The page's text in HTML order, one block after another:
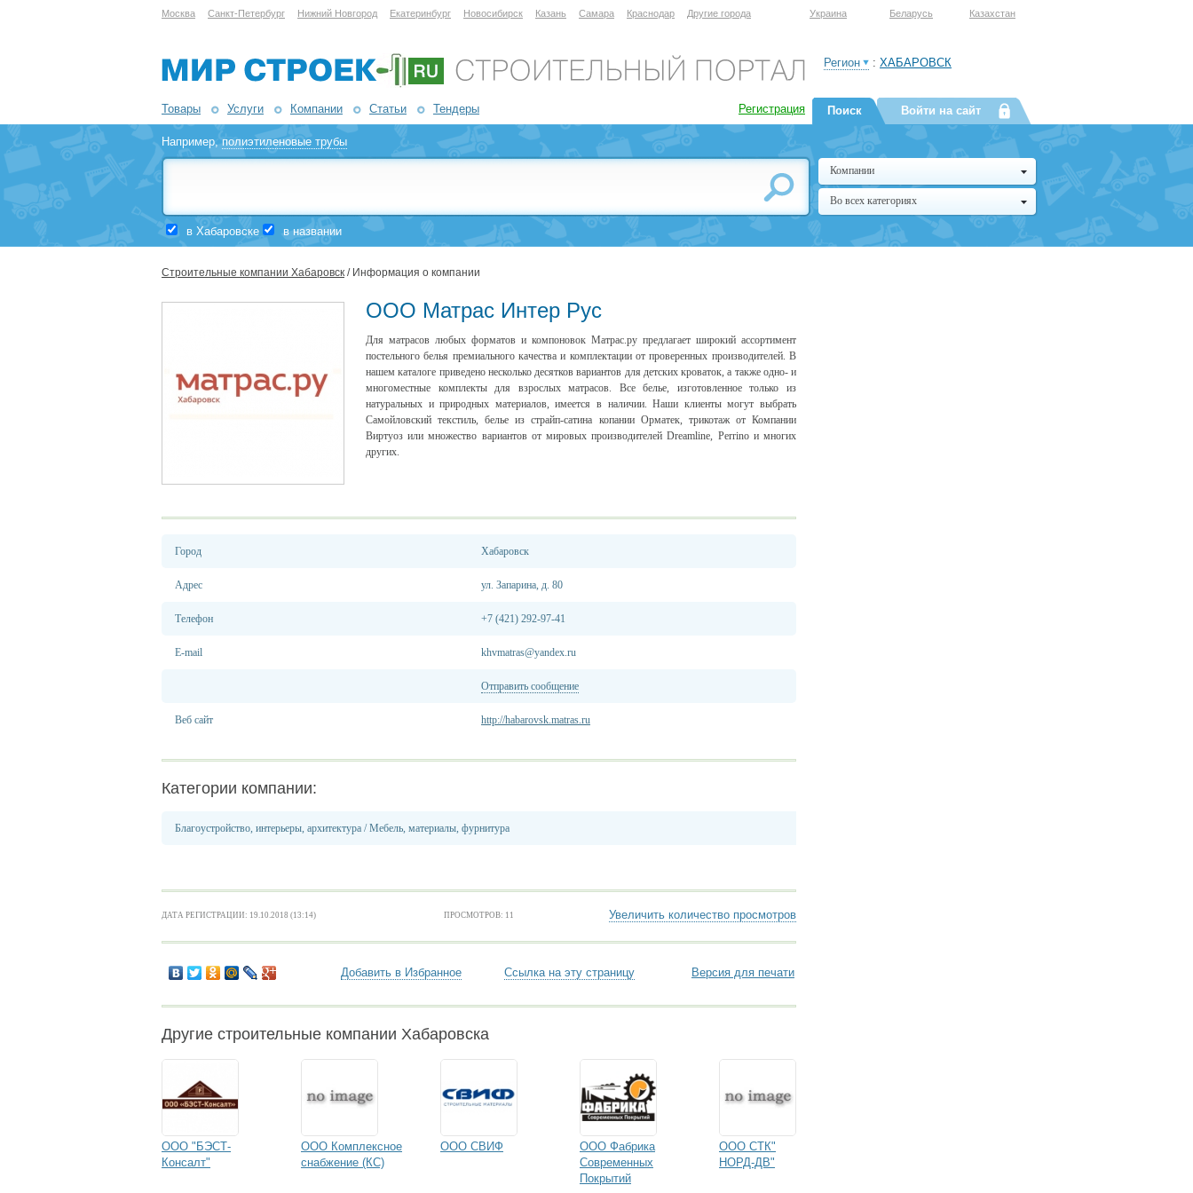
Москва Санкт-Петербург Нижний Новгород Екатеринбург Новосибирск Казань Самара Краснодар Другие города Украина Беларусь Казахстан
Товары Услуги Компании Статьи Тендеры Регистрация
Регион : ХАБАРОВСК
Например,полиэтиленовые трубы
в Хабаровске в названии
Поиск Войти на сайт
Компании
Во всех категориях
Строительные компании Хабаровск / Информация о компании
ООО Матрас Интер Рус
Для матрасов любых форматов и компоновок Матрас.ру предлагает широкий ассортимент
постельного белья премиального качества и комплектации от проверенных производителей. В
нашем каталоге приведено несколько десятков вариантов для детских кроваток, а также одно- и
многоместные комплекты для взрослых матрасов. Все белье, изготовленное только из
натуральных и природных материалов, имеется в наличии. Наши клиенты могут выбрать
Самойловский текстиль, белье из страйп-сатина копании Орматек, трикотаж от Компании
Виртуоз или множество вариантов от мировых производителей Dreamline, Perrino и многих
других.
Город Хабаровск
Адрес ул. Запарина, д. 80
Телефон +7 (421) 292-97-41
E-mail khvmatras@yandex.ru
Отправить сообщение
Веб сайт http://habarovsk.matras.ru
Категории компании:
Благоустройство, интерьеры, архитектура /Мебель, материалы, фурнитура
ДАТА РЕГИСТРАЦИИ: 19.10.2018 (13:14) ПРОСМОТРОВ: 11 Увеличить количество просмотров
Добавить в Избранное Ссылка на эту страницу Версия для печати
Другие строительные компании Хабаровска
ООО "БЭСТ-
Консалт"
ООО Комплексное
снабжение (КС)
ООО СВИФ
ООО Фабрика
Современных
Покрытий
ООО СТК"
НОРД-ДВ"